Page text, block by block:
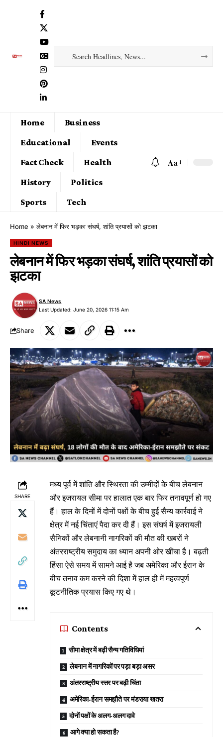
Home
Business
Educational
Events
Fact Check
Health
History
Politics
Sports
Tech
Aa
Home »लेबनान में फिर भड़का संघर्ष, शांति प्रयासों को झटका
HINDI NEWS
लेबनान में फिर भड़का संघर्ष, शांति प्रयासों को
झटका
Last Updated: June 20, 2026 11:15 Am
SA News
Share
SHARE
मध्य पूर्व में शांति और स्थिरता की उम्मीदों के बीच लेबनान
और इजरायल सीमा पर हालात एक बार फिर तनावपूर्ण हो गए
हैं। हाल के दिनों में दोनों पक्षों के बीच हुई सैन्य कार्रवाई ने
क्षेत्र में नई चिंताएं पैदा कर दी हैं। इस संघर्ष में इजरायली
सैनिकों और लेबनानी नागरिकों की मौत की खबरों ने
अंतरराष्ट्रीय समुदाय का ध्यान अपनी ओर खींचा है। बढ़ती
हिंसा ऐसे समय में सामने आई है जब अमेरिका और ईरान के
बीच तनाव कम करने की दिशा में हाल ही में महत्वपूर्ण
कूटनीतिक प्रयास किए गए थे।
Contents
सीमा क्षेत्र में बढ़ी सैन्य गतिविधियां
लेबनान में नागरिकों पर पड़ा बड़ा असर
अंतरराष्ट्रीय स्तर पर बढ़ी चिंता
अमेरिका-ईरान समझौते पर मंडराया खतरा
दोनों पक्षों के अलग-अलग दावे
आगे क्या हो सकता है?